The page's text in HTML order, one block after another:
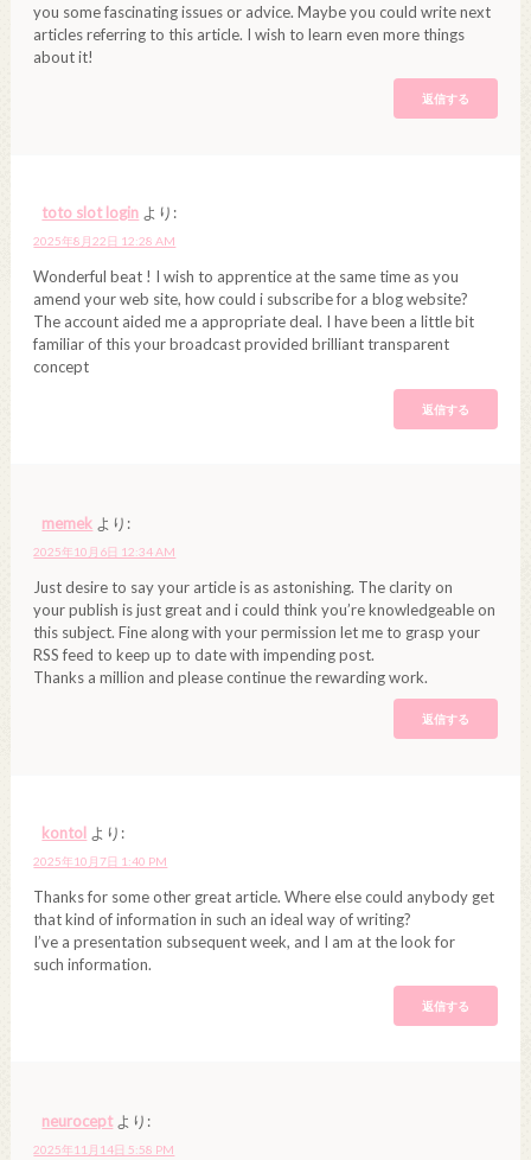
you some fascinating issues or advice. Maybe you could write next
articles referring to this article. I wish to learn even more things
about it!
返信する
toto slot login より:
2025年8月22日 12:28 AM
Wonderful beat ! I wish to apprentice at the same time as you
amend your web site, how could i subscribe for a blog website?
The account aided me a appropriate deal. I have been a little bit
familiar of this your broadcast provided brilliant transparent
concept
返信する
memek より:
2025年10月6日 12:34 AM
Just desire to say your article is as astonishing. The clarity on
your publish is just great and i could think you’re knowledgeable on
this subject. Fine along with your permission let me to grasp your
RSS feed to keep up to date with impending post.
Thanks a million and please continue the rewarding work.
返信する
kontol より:
2025年10月7日 1:40 PM
Thanks for some other great article. Where else could anybody get
that kind of information in such an ideal way of writing?
I’ve a presentation subsequent week, and I am at the look for
such information.
返信する
neurocept より:
2025年11月14日 5:58 PM